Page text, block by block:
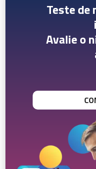
Teste de
Avalie o